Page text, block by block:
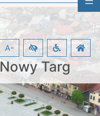
Targ
A-